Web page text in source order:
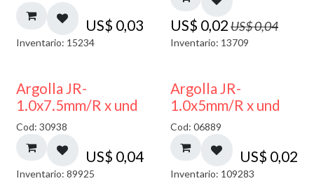
US$ 0,03
Inventario: 15234
US$ 0,02US$0,04
Inventario: 13709
Argolla JR-
1.0x7.5mm/R x und
Cod: 30938
US$ 0,04
Inventario: 89925
Argolla JR-
1.0x5mm/R x und
Cod: 06889
US$ 0,02
Inventario: 109283